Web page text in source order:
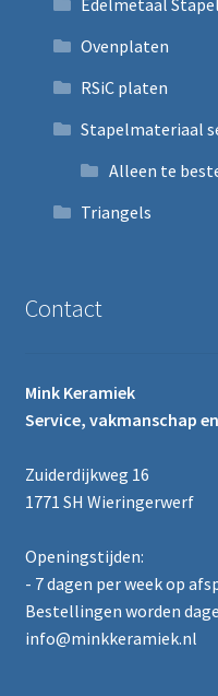
Edelmetaal
Ovenplaten
RSiC platen
Stapelmateriaal
Alleen te
Triangels
Contact
Mink Keramiek
Service, vakmanschap
Zuiderdijkweg 16
1771 SH Wieringerwerf
Openingstijden:
- 7 dagen per week op
Bestellingen worden
info@minkkeramiek.nl